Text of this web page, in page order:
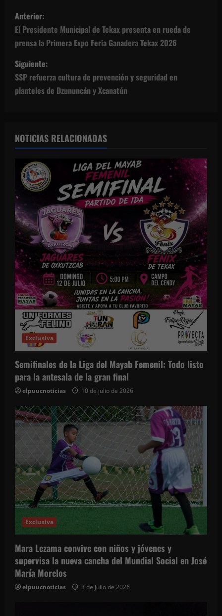
N
a
v
e
g
c
ó
n
d
e
e
n
t
a
d
a
s
Anterior:
El Presidente Municipal de Tekax presenta en rueda de
prensa la Primera Expo Feria Ganadera Tekax 2026
Siguiente:
SSP refuerza cultura de prevención y seguridad en
planteles de Dzununcán y Xcanatún
NOTICIAS RELACIONADAS
Exclusiva
Semifinales de la Liga del Mayab Femenil: Todo listo
para la antesala de la gran final
elpuucnoticias 10 de julio de 2026
Exclusiva
Mara Lezama convive con niños y jóvenes y
supervisa la nueva cancha del Mundial Social en José
María Morelos
elpuucnoticias 3 de julio de 2026